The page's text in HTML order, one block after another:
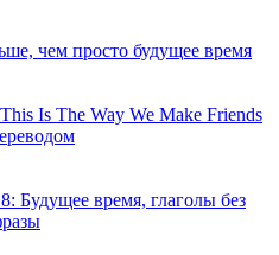
чем просто будущее время
Is The Way We Make Friends
Будущее время, глаголы без